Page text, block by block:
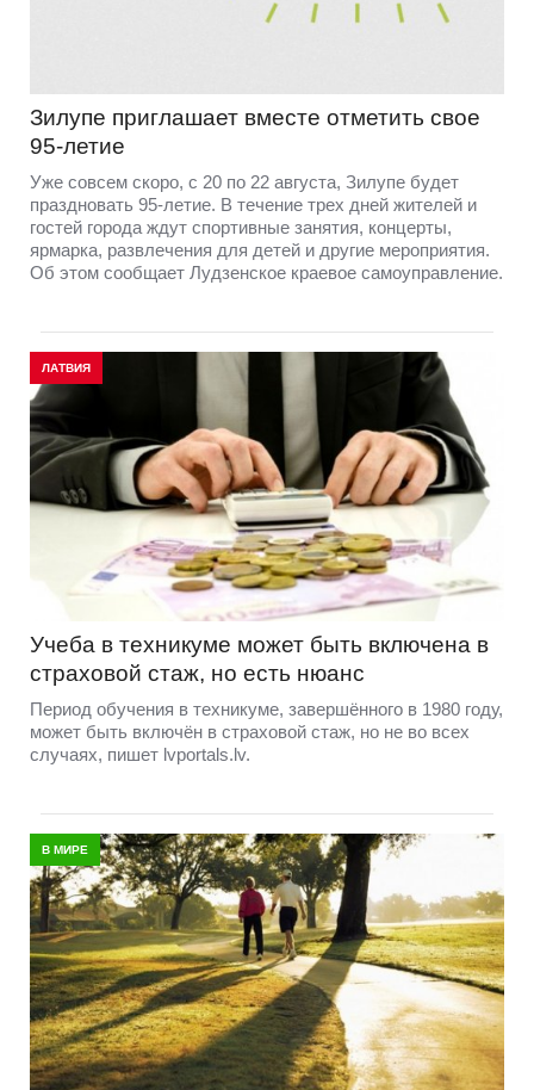
Зилупе приглашает вместе отметить свое
95-летие
Уже совсем скоро, с 20 по 22 августа, Зилупе будет
праздновать 95-летие. В течение трех дней жителей и
гостей города ждут спортивные занятия, концерты,
ярмарка, развлечения для детей и другие мероприятия.
Об этом сообщает Лудзенское краевое самоуправление.
ЛАТВИЯ
Учеба в техникуме может быть включена в
страховой стаж, но есть нюанс
Период обучения в техникуме, завершённого в 1980 году,
может быть включён в страховой стаж, но не во всех
случаях, пишет lvportals.lv.
В МИРЕ